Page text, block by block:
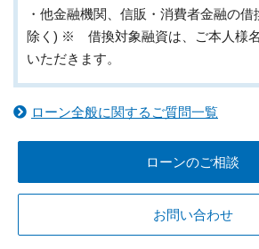
・他金融機関、信販・消費者金融の
除く) ※ 借換対象融資は、ご本人様
いただきます。
ローン全般に関するご質問一覧
ローンのご相談
お問い合わせ